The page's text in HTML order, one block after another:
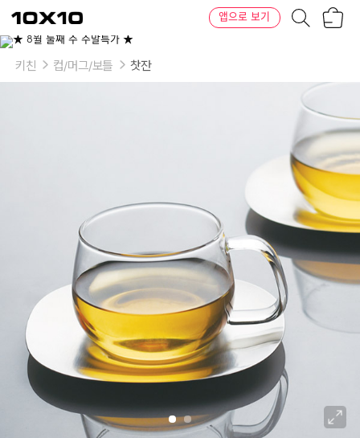
텐
바
텐
앱으로 보기
키친 컵/머그/보틀 찻잔